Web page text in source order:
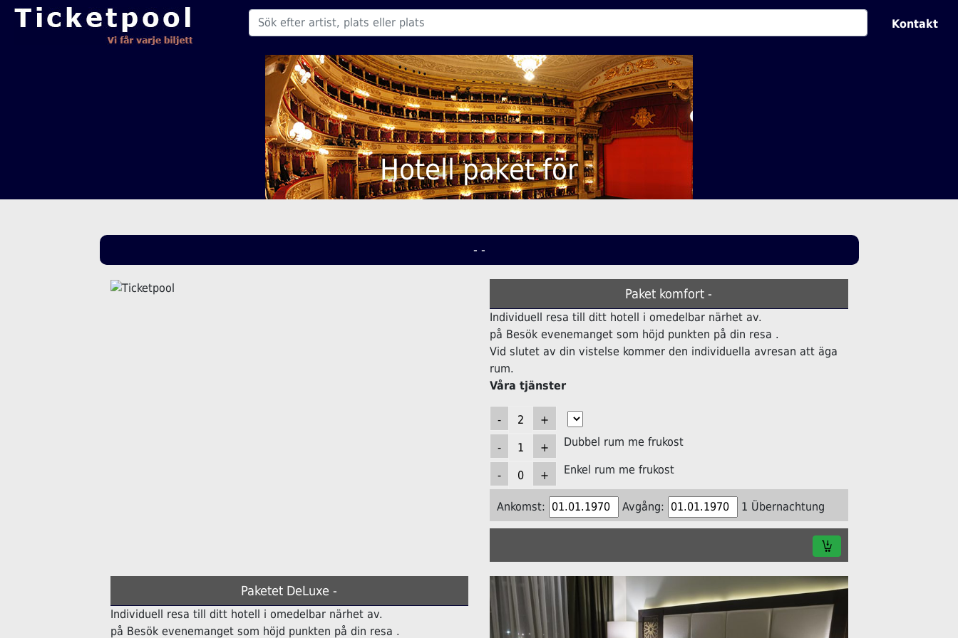
Kontakt
Hotell paket för
- -
Paket komfort -
Individuell resa till ditt hotell i omedelbar närhet av.
på Besök evenemanget som höjd punkten på din resa .
Vid slutet av din vistelse kommer den individuella avresan att äga
rum.
Våra tjänster
Dubbel rum me frukost
Enkel rum me frukost
Ankomst: Avgång: 1 Übernachtung
Paketet DeLuxe -
Individuell resa till ditt hotell i omedelbar närhet av.
på Besök evenemanget som höjd punkten på din resa .